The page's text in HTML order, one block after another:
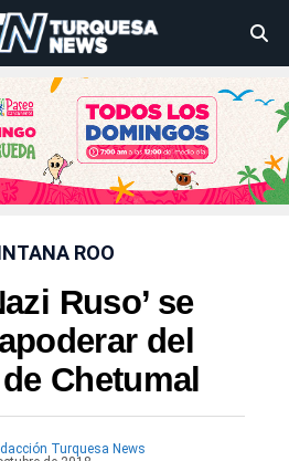
ROO
Ruso’ se
del
Chetumal
Turquesa News